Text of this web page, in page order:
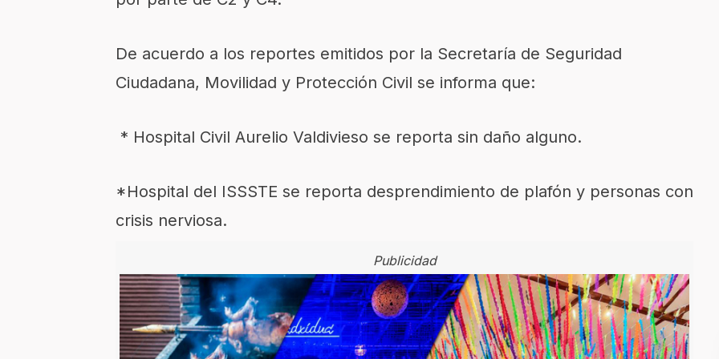
De acuerdo a los reportes emitidos por la Secretaría de Seguridad
Ciudadana, Movilidad y Protección Civil se informa que:
* Hospital Civil Aurelio Valdivieso se reporta sin daño alguno.
*Hospital del ISSSTE se reporta desprendimiento de plafón y personas con
crisis nerviosa.
Publicidad